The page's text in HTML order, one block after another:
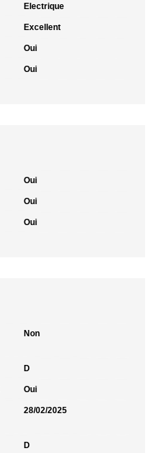
Electrique
Excellent
Oui
Oui
Oui
Oui
Oui
Non
D
Oui
28/02/2025
D